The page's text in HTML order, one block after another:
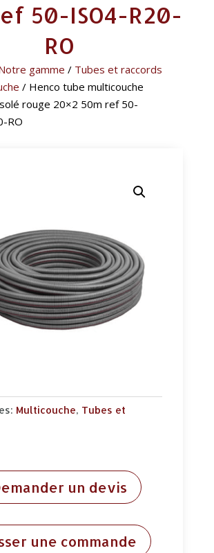
50-ISO4-R20-
RO
gamme / Tubes et raccords
/ Henco tube multicouche
rouge 20×2 50m ref 50-
RO
Multicouche, Tubes et
un devis
une commande